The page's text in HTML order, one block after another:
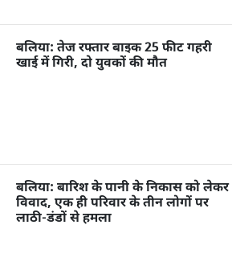
बलिया: तेज रफ्तार बाइक 25 फीट गहरी
खाई में गिरी, दो युवकों की मौत
बलिया: बारिश के पानी के निकास को लेकर
विवाद, एक ही परिवार के तीन लोगों पर
लाठी-डंडों से हमला